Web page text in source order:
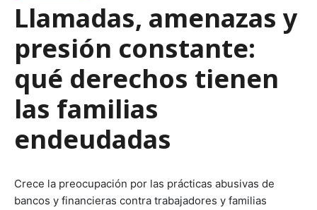
Llamadas, amenazas y
presión constante:
qué derechos tienen
las familias
endeudadas
Crece la preocupación por las prácticas abusivas de
bancos y financieras contra trabajadores y familias